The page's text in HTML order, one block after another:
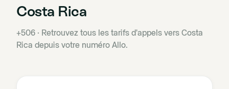
Costa Rica
+506 · Retrouvez tous les tarifs d'appels vers Costa
Rica depuis votre numéro Allo.